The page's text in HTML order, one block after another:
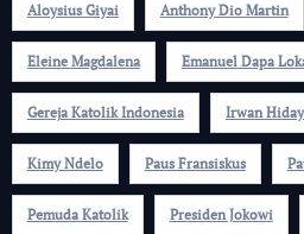
Aloysius Giyai Anthony Dio Martin
Eleine Magdalena Emanuel Dapa
Gereja Katolik Indonesia Irwan
Kimy Ndelo Paus Fransiskus
Pemuda Katolik Presiden Jokowi